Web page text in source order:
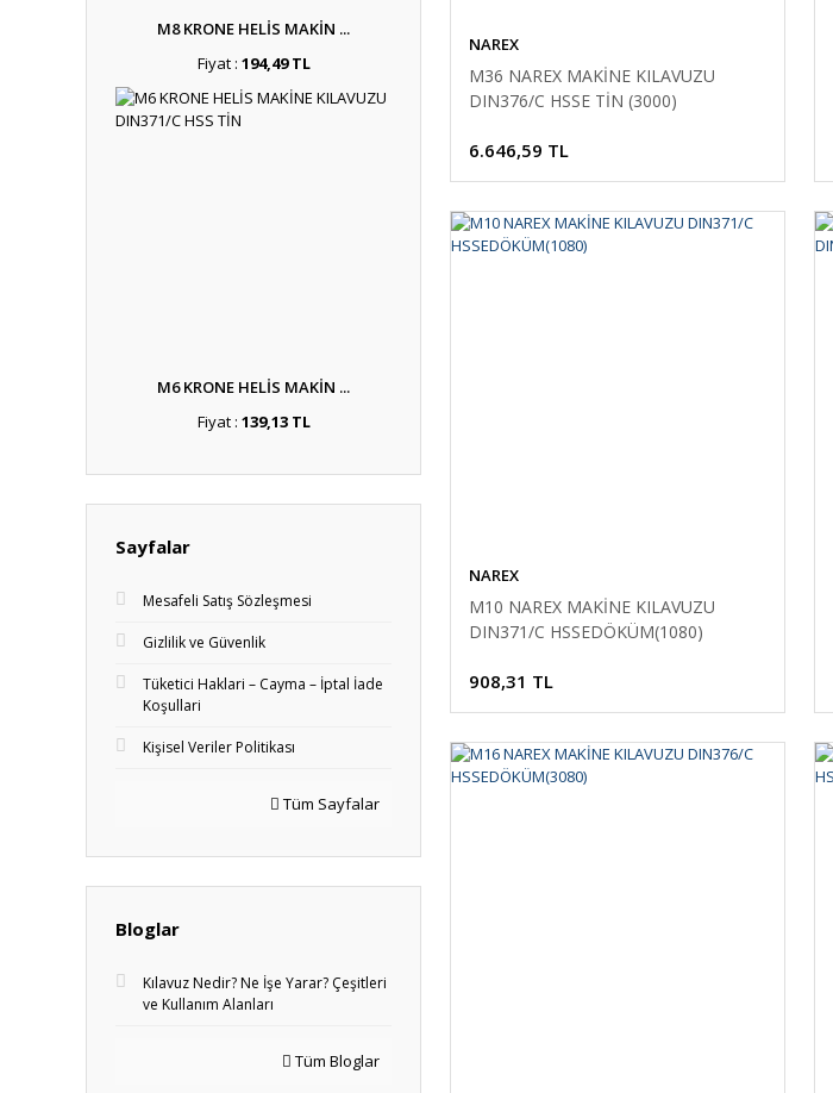
M8 KRONE HELİS MAKİN ...
Fiyat : 194,49 TL
M6 KRONE HELİS MAKİN ...
Fiyat : 139,13 TL
Sayfalar
Mesafeli Satış Sözleşmesi
Gizlilik ve Güvenlik
Tüketici Haklari – Cayma – İptal İade
Koşullari
Kişisel Veriler Politikası
Tüm Sayfalar
Bloglar
Kılavuz Nedir? Ne İşe Yarar? Çeşitleri
ve Kullanım Alanları
Tüm Bloglar
NAREX
M36 NAREX MAKİNE KILAVUZU
DIN376/C HSSE TİN (3000)
6.646,59 TL
NAREX
M10 NAREX MAKİNE KILAVUZU
DIN371/C HSSEDÖKÜM(1080)
908,31 TL